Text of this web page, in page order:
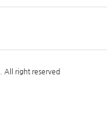
All right reserved